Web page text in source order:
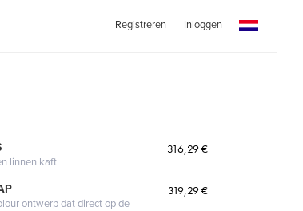
Registreren Inloggen
linnen kaft
316,29 €
ontwerp dat direct op de
319,29 €